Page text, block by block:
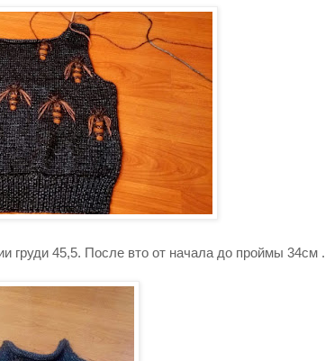
груди 45,5. После вто от начала до проймы 34см .